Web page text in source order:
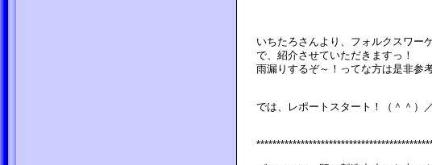
いちたろさんより、フォルクスワー
で、紹介させていただきますっ！
雨漏りするぞ～！ってな方は是非参
では、レポートスタート！（＾＾）／